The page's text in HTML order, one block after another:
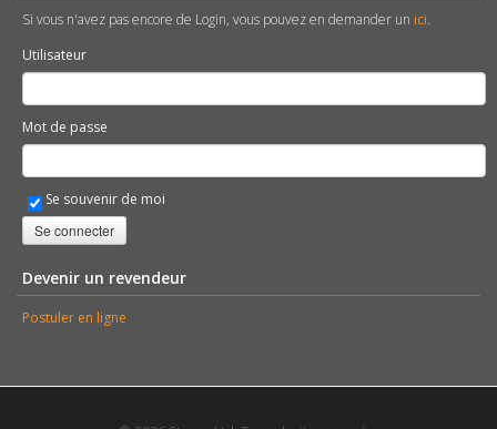
Si vous n'avez pas encore de Login, vous pouvez en demander un ici.
Utilisateur
Mot de passe
Se souvenir de moi
Se connecter
Devenir un revendeur
Postuler en ligne